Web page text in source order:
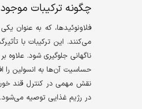
چگونه ترکیبات
فلاونوئیدها، که به عنوان
می‌کنند. این ترکیبات با
ناگهانی جلوگیری شود. علاوه
حساسیت آن‌ها به انسولین
نقش مهمی در کنترل قند
در رژیم غذایی توصیه می‌شود.